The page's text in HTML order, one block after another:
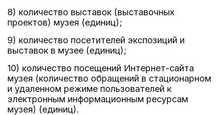
8) количество выставок (выставочных
проектов) музея (единиц);
9) количество посетителей экспозиций и
выставок в музее (единиц);
10) количество посещений Интернет-сайта
музея (количество обращений в стационарном
и удаленном режиме пользователей к
электронным информационным ресурсам
музея) (единиц).